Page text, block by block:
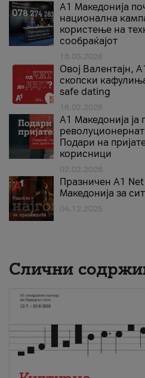
A1 Македонија
национална
користење на
сообраќајот
18.05.2026
Овој Валентајн,
скопски
safe dating
16.02.2026
А1 Македонија ја
Подари на
корисници
02.02.2026
Празничен A1
Македонија за
04.12.2025
Слични